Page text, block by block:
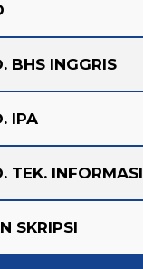
BHS INGGRIS
IPA
TEK. INFORMASI
SKRIPSI